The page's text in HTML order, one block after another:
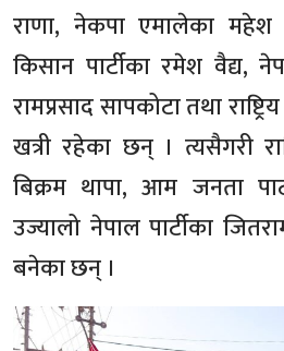
राणा, नेकपा एमालेका
किसान पार्टीका रमेश वैद्य,
रामप्रसाद सापकोटा तथा
खत्री रहेका छन् । त्यसैगरी
बिक्रम थापा, आम जनता
उज्यालो नेपाल पार्टीका
बनेका छन् ।